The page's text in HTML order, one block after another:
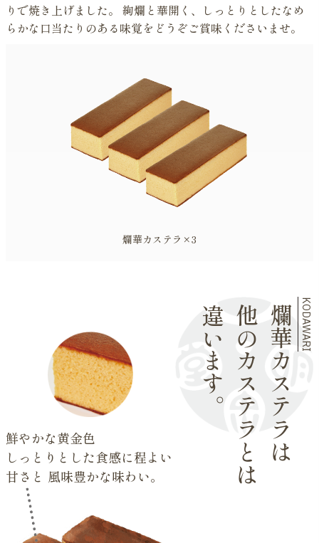
りで焼き上げました。 絢爛と華開く、しっとりとしたなめ
らかな口当たりのある味覚をどうぞご賞味くださいませ。
爛華カステラ×3
KODAWARI
爛華カステラは
他のカステラとは
違います。
鮮やかな黄金色
しっとりとした食感に程よい
甘さと 風味豊かな味わい。